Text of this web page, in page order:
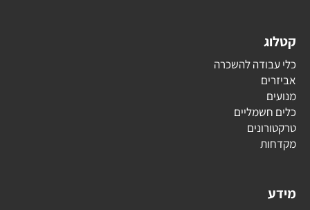
קטלוג
כלי עבודה להשכרה
אביזרים
מנועים
כלים חשמליים
טרקטורונים
מקדחות
מידע